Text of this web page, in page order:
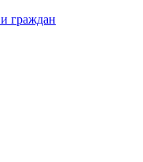
граждан